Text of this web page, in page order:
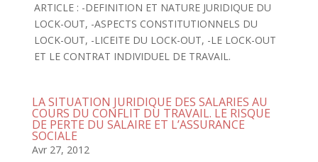
ARTICLE : -DEFINITION ET NATURE JURIDIQUE DU
LOCK-OUT, -ASPECTS CONSTITUTIONNELS DU
LOCK-OUT, -LICEITE DU LOCK-OUT, -LE LOCK-OUT
ET LE CONTRAT INDIVIDUEL DE TRAVAIL.
LA SITUATION JURIDIQUE DES SALARIES AU
COURS DU CONFLIT DU TRAVAIL. LE RISQUE
DE PERTE DU SALAIRE ET L’ASSURANCE
SOCIALE
Avr 27, 2012